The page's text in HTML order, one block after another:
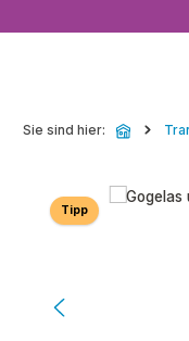
Sie sind hier:
Bildergalerie
Tipp